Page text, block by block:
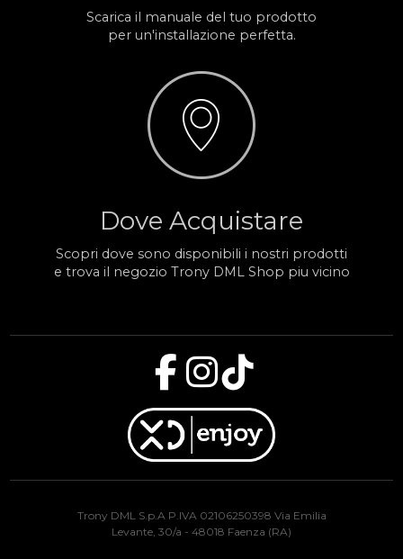
Scarica il manuale del tuo prodotto
per un'installazione perfetta.
Dove Acquistare
Scopri dove sono disponibili i nostri prodotti
e trova il negozio Trony DML Shop piu vicino
Trony DML S.p.A P.IVA 02106250398 Via Emilia
Levante, 30/a - 48018 Faenza (RA)